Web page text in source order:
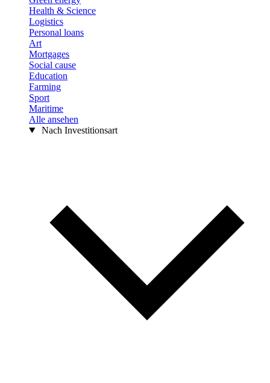
Health & Science
Logistics
Personal loans
Art
Mortgages
Social cause
Education
Farming
Sport
Maritime
Alle ansehen
Nach Investitionsart